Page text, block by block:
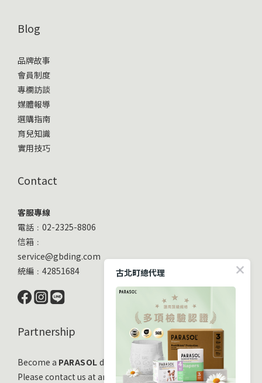
Blog
品牌故事
會員制度
專欄訪談
媒體報導
選購指南
育兒知識
實用技巧
Contact
客服專線
電話﹕02-2325-8806
信箱﹕
service@gbding.com
統編﹕42851684
Partnership
Become a PARASOL distribution partner
Please contact us at any time!
古北町總代理